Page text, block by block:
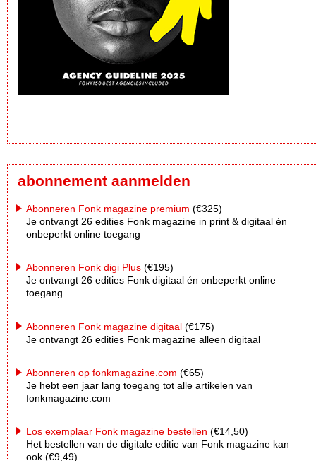
abonnement aanmelden
Abonneren Fonk magazine premium (€325)
Je ontvangt 26 edities Fonk magazine in print & digitaal én
onbeperkt online toegang
Abonneren Fonk digi Plus (€195)
Je ontvangt 26 edities Fonk digitaal én onbeperkt online
toegang
Abonneren Fonk magazine digitaal (€175)
Je ontvangt 26 edities Fonk magazine alleen digitaal
Abonneren op fonkmagazine.com (€65)
Je hebt een jaar lang toegang tot alle artikelen van
fonkmagazine.com
Los exemplaar Fonk magazine bestellen (€14,50)
Het bestellen van de digitale editie van Fonk magazine kan
ook (€9,49)